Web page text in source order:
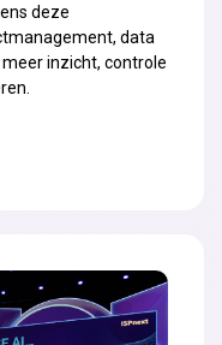
deze
data
inzicht, controle